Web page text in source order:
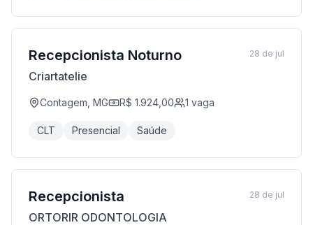
Recepcionista Noturno
Criartatelie
Contagem, MG R$ 1.924,00 1 vaga
CLT Presencial Saúde
28 de jul
Recepcionista
ORTORIR ODONTOLOGIA
28 de jul